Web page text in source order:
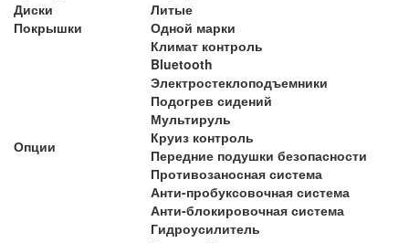
Диски
Литые
Покрышки
Одной марки
Опции
Климат контроль
Bluetooth
Электростеклоподъемники
Подогрев сидений
Мультируль
Круиз контроль
Передние подушки безопасности
Противозаносная система
Анти-пробуксовочная система
Анти-блокировочная система
Гидроусилитель